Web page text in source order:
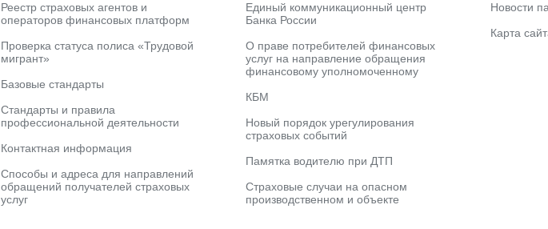
Реестр страховых агентов и
операторов финансовых платформ
Проверка статуса полиса «Трудовой
мигрант»
Базовые стандарты
Стандарты и правила
профессиональной деятельности
Контактная информация
Способы и адреса для направлений
обращений получателей страховых
услуг
Единый коммуникационный центр
Банка России
О праве потребителей финансовых
услуг на направление обращения
финансовому уполномоченному
КБМ
Новый порядок урегулирования
страховых событий
Памятка водителю при ДТП
Страховые случаи на опасном
производственном и объекте
Новости
Карта